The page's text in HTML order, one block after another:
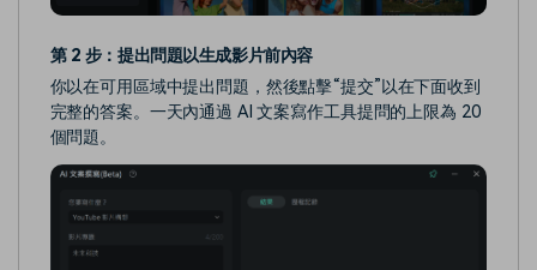
第 2 步：提出問題以生成影片前內容
你以在可用區域中提出問題，然後點擊“提交”以在下面收到
完整的答案。一天內通過 AI 文案寫作工具提問的上限為 20
個問題。